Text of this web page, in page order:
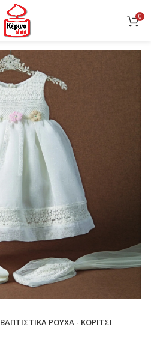
0
ΒΑΠΤΙΣΤΙΚΑ ΡΟΥΧΑ - ΚΟΡΙΤΣΙ